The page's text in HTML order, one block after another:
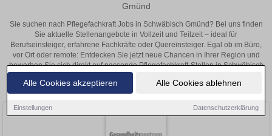
Alle Cookies akzeptieren Alle Cookies ablehnen
Einstellungen Datenschutzerklärung
Gmünd
Sie suchen nach Pflegefachkraft Jobs in Schwäbisch Gmünd? Bei uns finden
Sie aktuelle Stellenangebote in Vollzeit und Teilzeit – ideal für
Berufseinsteiger, erfahrene Fachkräfte oder Quereinsteiger. Egal ob im Büro,
vor Ort oder remote: Entdecken Sie jetzt neue Chancen in Ihrer Region und
bewerben Sie sich direkt auf passende Pflegefachkraft-Stellen in Schwäbisch
Gmünd!